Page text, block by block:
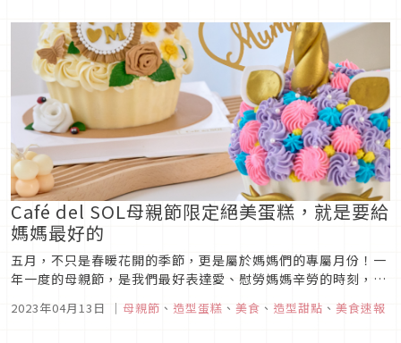
Café del SOL母親節限定絕美蛋糕，就是要給
媽媽最好的
五月，不只是春暖花開的季節，更是屬於媽媽們的專屬月份！一
年一度的母親節，是我們最好表達愛、慰勞媽媽辛勞的時刻，而
2023年04月13日 ｜ 母親節 、 造型蛋糕 、 美食 、 造型甜點 、 美食速報